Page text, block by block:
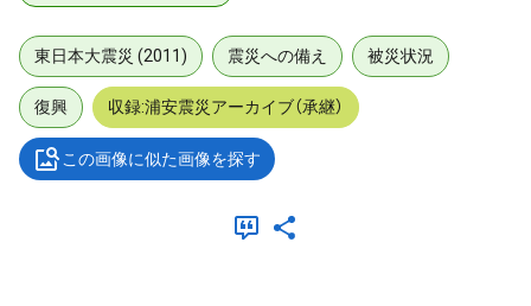
東日本大震災 (2011) 震災への備え 被災状況
復興 収録:浦安震災アーカイブ（承継）
この画像に似た画像を探す